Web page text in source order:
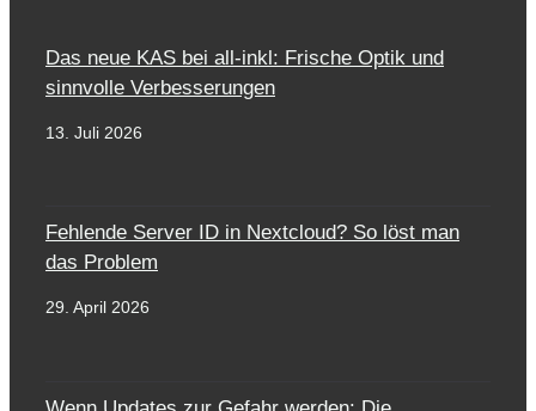
Das neue KAS bei all-inkl: Frische Optik und
sinnvolle Verbesserungen
13. Juli 2026
Fehlende Server ID in Nextcloud? So löst man
das Problem
29. April 2026